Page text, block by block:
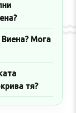
Мога
тя?